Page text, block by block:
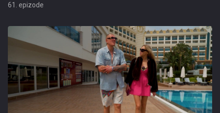
61. epizode